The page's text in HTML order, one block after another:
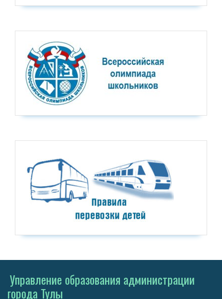
Управление образования администрации
города Тулы